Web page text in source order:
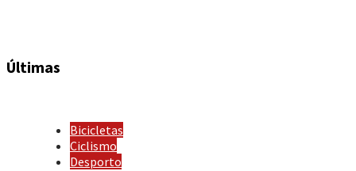
Últimas
Bicicletas
Ciclismo
Desporto